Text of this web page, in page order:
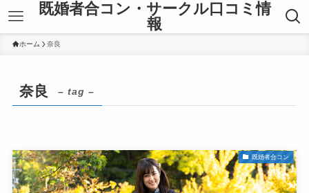
既婚者合コン・サークル口コミ情
報
ホーム 奈良
奈良 – tag –
既婚者合コン